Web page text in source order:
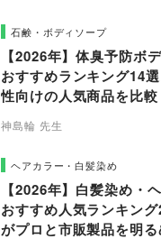
石鹸・ボディソープ
【2026年】体臭予防ボ
おすすめランキング14
性向けの人気商品を比較
神島輪 先生
ヘアカラー・白髪染め
【2026年】白髪染め・
おすすめ人気ランキン
がプロと市販製品を明